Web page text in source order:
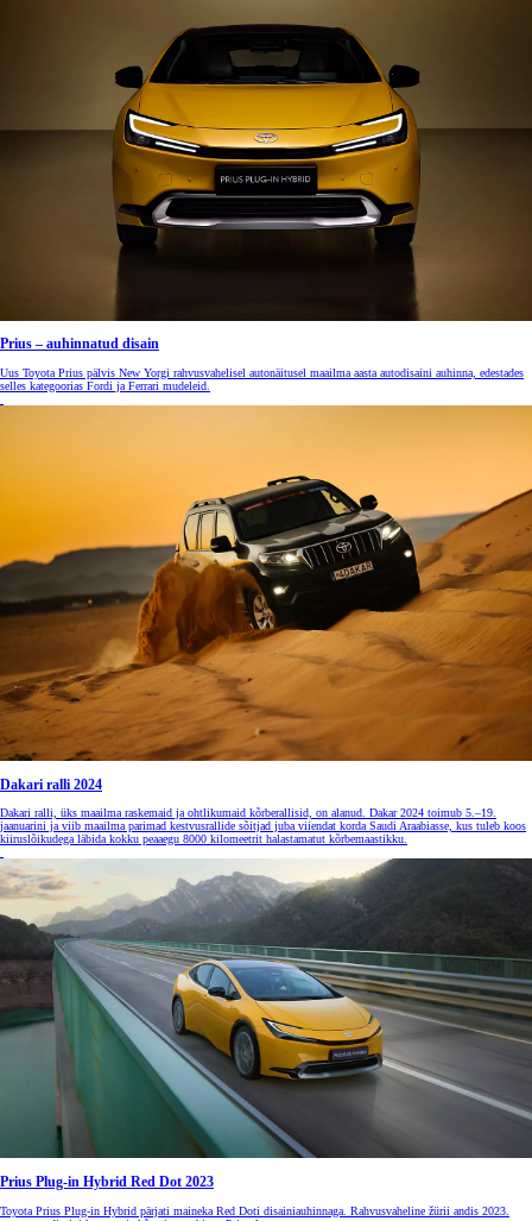
Prius – auhinnatud disain
Uus Toyota Prius pälvis New Yorgi rahvusvahelisel autonäitusel maailma aasta autodisaini auhinna, edestades
selles kategoorias Fordi ja Ferrari mudeleid.
Dakari ralli 2024
Dakari ralli, üks maailma raskemaid ja ohtlikumaid kõrberallisid, on alanud. Dakar 2024 toimub 5.–19.
jaanuarini ja viib maailma parimad kestvusrallide sõitjad juba viiendat korda Saudi Araabiasse, kus tuleb koos
kiiruslõikudega läbida kokku peaaegu 8000 kilomeetrit halastamatut kõrbemaastikku.
Prius Plug-in Hybrid Red Dot 2023
Toyota Prius Plug-in Hybrid pärjati maineka Red Doti disainiauhinnaga. Rahvusvaheline žürii andis 2023.